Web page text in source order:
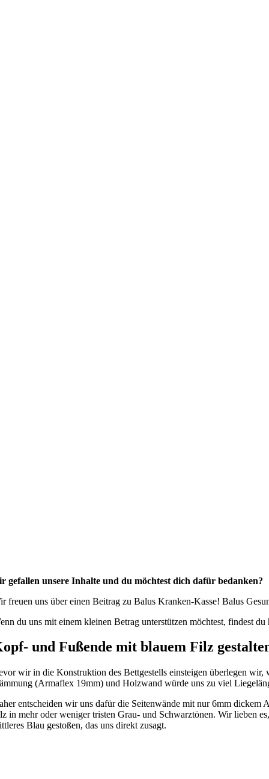
gefallen unsere Inhalte und du möchtest dich dafür bedanken?
freuen uns über einen Beitrag zu Balus Kranken-Kasse! Balus
du uns mit einem kleinen Betrag unterstützen möchtest, findest
und Fußende mit blauem Filz
wir in die Konstruktion des Bettgestells einsteigen überlegen
(Armaflex 19mm) und Holzwand würde uns zu viel
entscheiden wir uns dafür die Seitenwände mit nur 6mm
in mehr oder weniger tristen Grau- und Schwarztönen. Wir lieben
Blau gestoßen, das uns direkt zusagt.